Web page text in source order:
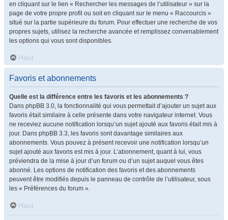
en cliquant sur le lien « Rechercher les messages de l’utilisateur » sur la
page de votre propre profil ou soit en cliquant sur le menu « Raccourcis »
situé sur la partie supérieure du forum. Pour effectuer une recherche de vos
propres sujets, utilisez la recherche avancée et remplissez convenablement
les options qui vous sont disponibles.
Haut
Favoris et abonnements
Quelle est la différence entre les favoris et les abonnements ?
Dans phpBB 3.0, la fonctionnalité qui vous permettait d’ajouter un sujet aux
favoris était similaire à celle présente dans votre navigateur internet. Vous
ne receviez aucune notification lorsqu’un sujet ajouté aux favoris était mis à
jour. Dans phpBB 3.3, les favoris sont davantage similaires aux
abonnements. Vous pouvez à présent recevoir une notification lorsqu’un
sujet ajouté aux favoris est mis à jour. L’abonnement, quant à lui, vous
préviendra de la mise à jour d’un forum ou d’un sujet auquel vous êtes
abonné. Les options de notification des favoris et des abonnements
peuvent être modifiés depuis le panneau de contrôle de l’utilisateur, sous
les « Préférences du forum ».
Haut